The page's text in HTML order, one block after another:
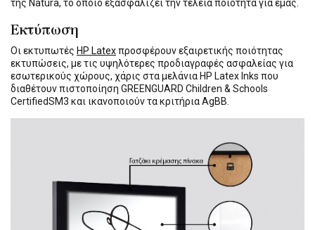
της Natura, το οποίο εξασφαλίζει την τέλεια ποιότητα για εμάς.
Εκτύπωση
Οι εκτυπωτές HP Latexπροσφέρουν εξαιρετικής ποιότητας
εκτυπώσεις, με τις υψηλότερες προδιαγραφές ασφαλείας για
εσωτερικούς χώρους, χάρις στα μελάνια HP Latex Inks που
διαθέτουν πιστοποίηση GREENGUARD Children & Schools
CertifiedSM3 και ικανοποιούν τα κριτήρια AgBB.